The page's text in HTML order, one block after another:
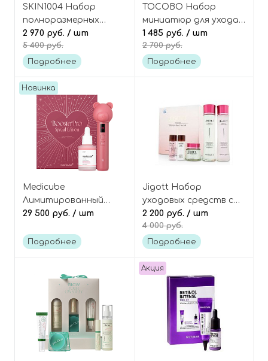
SKIN1004 Набор
полноразмерных
средств для
увлажнения кожи
(пэды+крем),
Quick Calming Duo
2 970 руб. / шт
5 400 руб.
Подробнее
TOCOBO Набор
миниатюр для ухода
за кожей с центеллой
азиатской, 4
средства, Cica
1 485 руб. / шт
2 700 руб.
Подробнее
Новинка
Medicube
Лимитированный
набор (микротоковый
аппарат+сыворотка+колпачок),
Booster Pro Special
29 500 руб. / шт
Подробнее
Jigott Набор
уходовых средств с
гиалуроновой
кислотой Essence
moisture skin care 3set
2 200 руб. / шт
4 000 руб.
Подробнее
Акция